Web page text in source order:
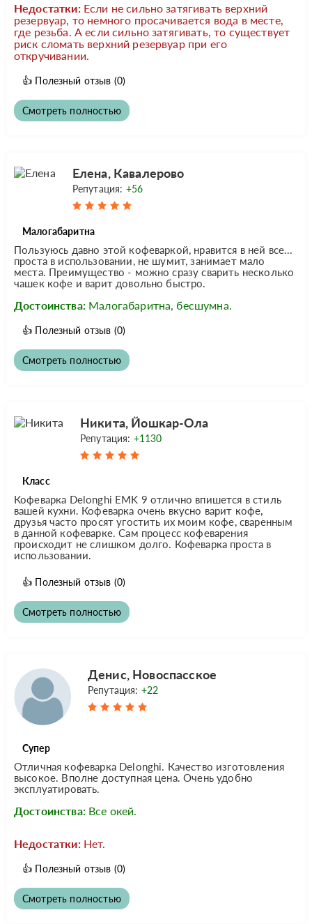
Недостатки: Если не сильно затягивать верхний
резервуар, то немного просачивается вода в месте,
где резьба. А если сильно затягивать, то существует
риск сломать верхний резервуар при его
откручивании.
👍 Полезный отзыв (0)
Смотреть полностью
Елена, Кавалерово
Репутация: +56
Малогабаритна
Пользуюсь давно этой кофеваркой, нравится в ней все...
проста в использовании, не шумит, занимает мало
места. Преимущество - можно сразу сварить несколько
чашек кофе и варит довольно быстро.
Достоинства: Малогабаритна, бесшумна.
👍 Полезный отзыв (0)
Смотреть полностью
Никита, Йошкар-Ола
Репутация: +1130
Класс
Кофеварка Delonghi EMK 9 отлично впишется в стиль
вашей кухни. Кофеварка очень вкусно варит кофе,
друзья часто просят угостить их моим кофе, сваренным
в данной кофеварке. Сам процесс кофеварения
происходит не слишком долго. Кофеварка проста в
использовании.
👍 Полезный отзыв (0)
Смотреть полностью
Денис, Новоспасское
Репутация: +22
Супер
Отличная кофеварка Delonghi. Качество изготовления
высокое. Вполне доступная цена. Очень удобно
эксплуатировать.
Достоинства: Все окей.
Недостатки: Нет.
👍 Полезный отзыв (0)
Смотреть полностью